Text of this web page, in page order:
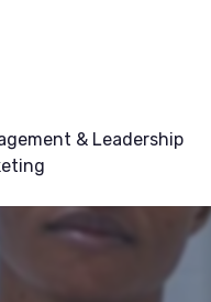
& Leadership